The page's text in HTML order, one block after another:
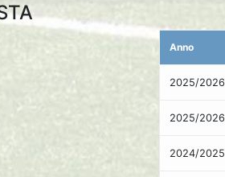
Anno
2025/2026
2025/2026
2024/2025